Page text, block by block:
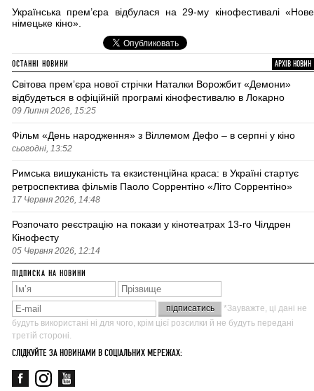
Українська прем’єра відбулася на 29-му кінофестивалі «Нове
німецьке кіно».
ОСТАННІ НОВИНИ АРХІВ НОВИН
Світова премʼєра нової стрічки Наталки Ворожбит «Демони»
відбудеться в офіційній програмі кінофестивалю в Локарно
09 Липня 2026, 15:25
Фільм «День народження» з Віллемом Дефо – в серпні у кіно
сьогодні, 13:52
Римська вишуканість та екзистенційна краса: в Україні стартує
ретроспектива фільмів Паоло Соррентіно «Літо Соррентіно»
17 Червня 2026, 14:48
Розпочато реєстрацію на покази у кінотеатрах 13-го Чілдрен
Кінофесту
05 Червня 2026, 12:14
ПІДПИСКА НА НОВИНИ
*Зауважте, ці дані не
будуть використані ні для чого, крім цієї розсилки й не будуть передані
третій стороні.
СЛІДКУЙТЕ ЗА НОВИНАМИ В СОЦІАЛЬНИХ МЕРЕЖАХ: